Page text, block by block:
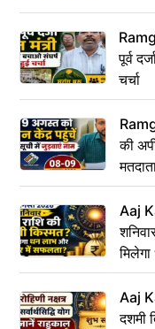
पूर्व
चर्चा
की
Aaj
Aaj
दशमी